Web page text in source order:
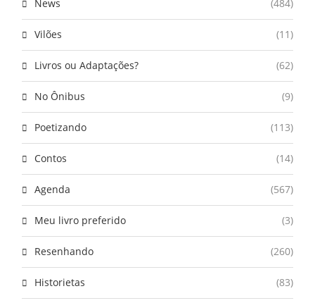
News (484)
Vilões (11)
Livros ou Adaptações? (62)
No Ônibus (9)
Poetizando (113)
Contos (14)
Agenda (567)
Meu livro preferido (3)
Resenhando (260)
Historietas (83)